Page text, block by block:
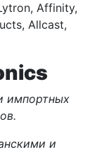
Affinity,
Allcast,
импортных
и